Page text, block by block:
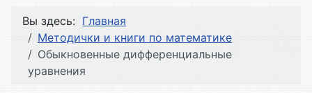
Вы здесь: Главная
Методички и книги по математике
Обыкновенные дифференциальные
уравнения